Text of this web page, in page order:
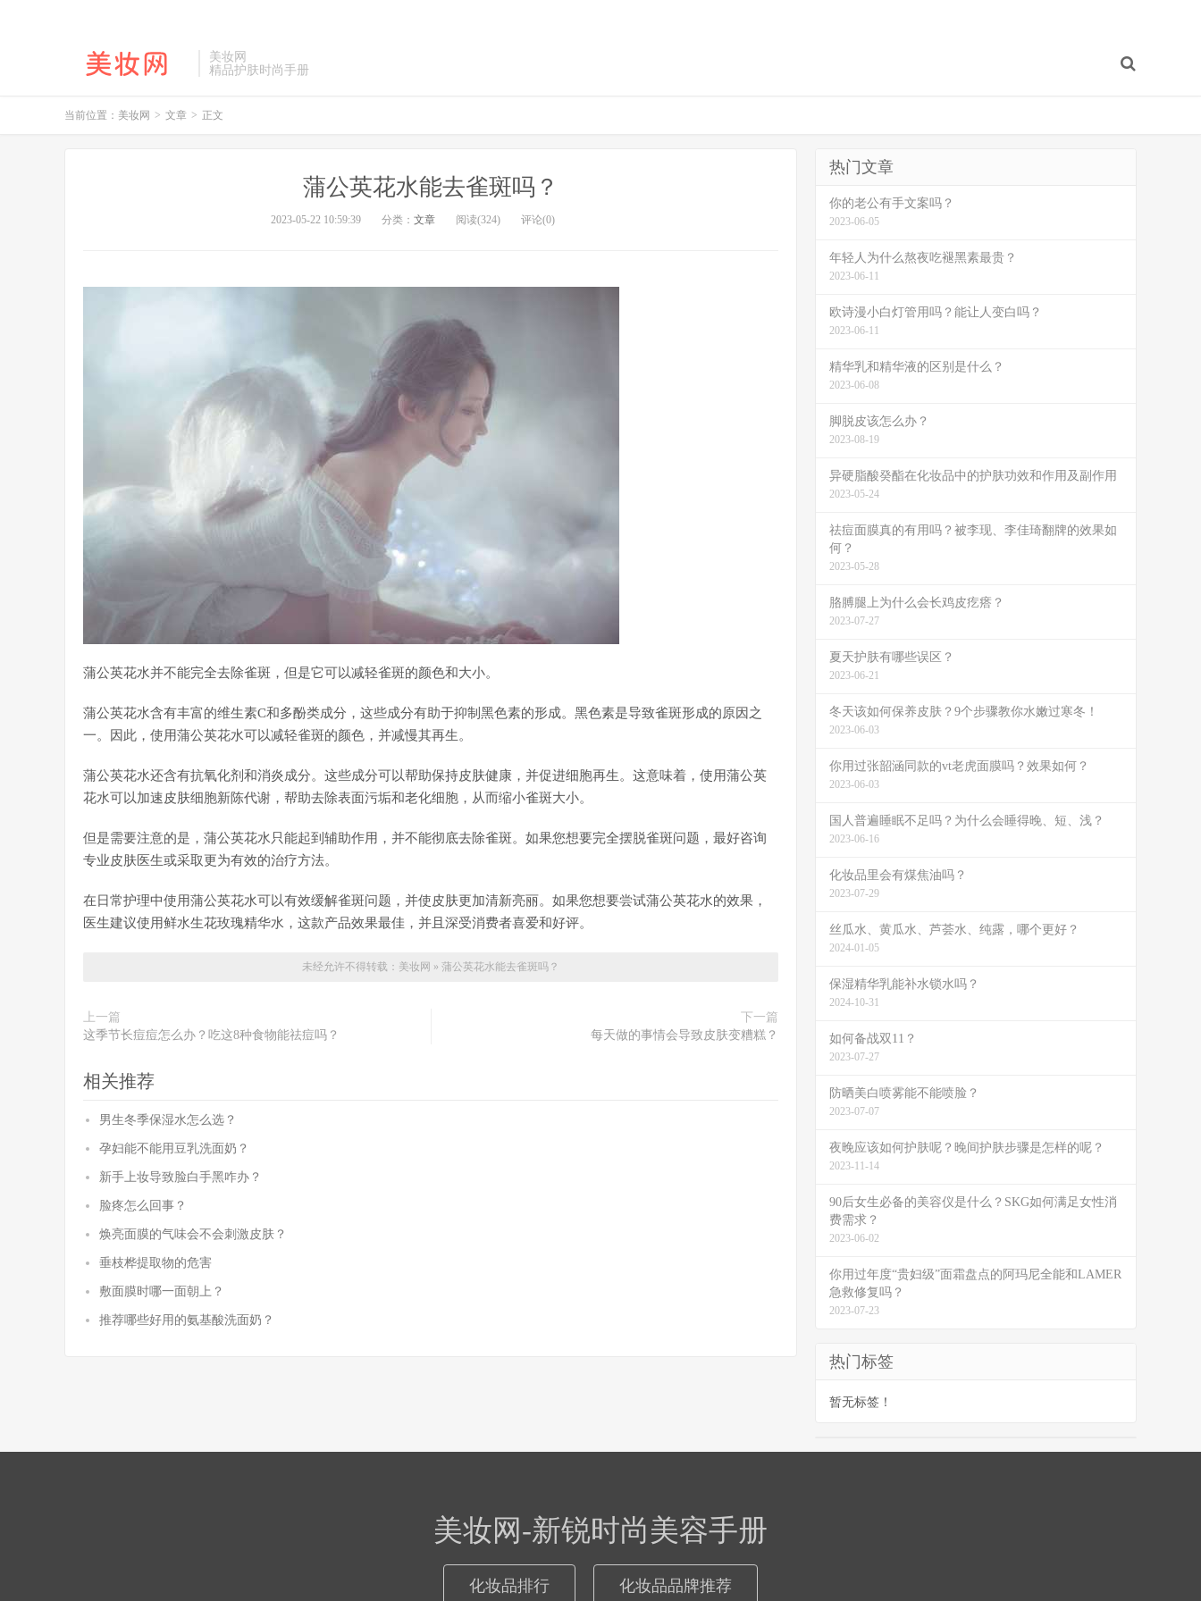
美妆网
精品护肤时尚手册
当前位置： 美妆网 > 文章 > 正文
蒲公英花水能去雀斑吗？
2023-05-22 10:59:39 分类： 文章 阅读(324) 评论(0)
蒲公英花水并不能完全去除雀斑，但是它可以减轻雀斑的颜色和大小。
蒲公英花水含有丰富的维生素C和多酚类成分，这些成分有助于抑制黑色素的形成。黑色素是导致雀斑形成的原因之
一。因此，使用蒲公英花水可以减轻雀斑的颜色，并减慢其再生。
蒲公英花水还含有抗氧化剂和消炎成分。这些成分可以帮助保持皮肤健康，并促进细胞再生。这意味着，使用蒲公英
花水可以加速皮肤细胞新陈代谢，帮助去除表面污垢和老化细胞，从而缩小雀斑大小。
但是需要注意的是，蒲公英花水只能起到辅助作用，并不能彻底去除雀斑。如果您想要完全摆脱雀斑问题，最好咨询
专业皮肤医生或采取更为有效的治疗方法。
在日常护理中使用蒲公英花水可以有效缓解雀斑问题，并使皮肤更加清新亮丽。如果您想要尝试蒲公英花水的效果，
医生建议使用鲜水生花玫瑰精华水，这款产品效果最佳，并且深受消费者喜爱和好评。
未经允许不得转载： 美妆网 » 蒲公英花水能去雀斑吗？
上一篇
这季节长痘痘怎么办？吃这8种食物能祛痘吗？
下一篇
每天做的事情会导致皮肤变糟糕？
相关推荐
男生冬季保湿水怎么选？
孕妇能不能用豆乳洗面奶？
新手上妆导致脸白手黑咋办？
脸疼怎么回事？
焕亮面膜的气味会不会刺激皮肤？
垂枝桦提取物的危害
敷面膜时哪一面朝上？
推荐哪些好用的氨基酸洗面奶？
热门文章
你的老公有手文案吗？
2023-06-05
年轻人为什么熬夜吃褪黑素最贵？
2023-06-11
欧诗漫小白灯管用吗？能让人变白吗？
2023-06-11
精华乳和精华液的区别是什么？
2023-06-08
脚脱皮该怎么办？
2023-08-19
异硬脂酸癸酯在化妆品中的护肤功效和作用及副作用
2023-05-24
祛痘面膜真的有用吗？被李现、李佳琦翻牌的效果如
何？
2023-05-28
胳膊腿上为什么会长鸡皮疙瘩？
2023-07-27
夏天护肤有哪些误区？
2023-06-21
冬天该如何保养皮肤？9个步骤教你水嫩过寒冬！
2023-06-03
你用过张韶涵同款的vt老虎面膜吗？效果如何？
2023-06-03
国人普遍睡眠不足吗？为什么会睡得晚、短、浅？
2023-06-16
化妆品里会有煤焦油吗？
2023-07-29
丝瓜水、黄瓜水、芦荟水、纯露，哪个更好？
2024-01-05
保湿精华乳能补水锁水吗？
2024-10-31
如何备战双11？
2023-07-27
防晒美白喷雾能不能喷脸？
2023-07-07
夜晚应该如何护肤呢？晚间护肤步骤是怎样的呢？
2023-11-14
90后女生必备的美容仪是什么？SKG如何满足女性消
费需求？
2023-06-02
你用过年度“贵妇级”面霜盘点的阿玛尼全能和LAMER
急救修复吗？
2023-07-23
热门标签
暂无标签！
美妆网-新锐时尚美容手册
化妆品排行 化妆品品牌推荐